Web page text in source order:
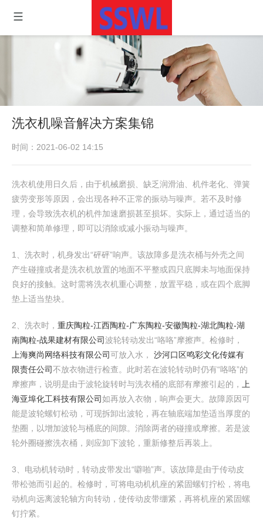
洗衣机噪音解决方案集锦
时间：2021-06-02 14:15
洗衣机使用日久后，由于机械磨损、缺乏润滑油、机件老化、弹簧
疲劳变形等原因，会出现各种不正常的振动与噪声。若不及时修
理，会导致洗衣机的机件加速磨损甚至损坏。实际上，通过适当的
调整和简单修理，即可以消除或减小振动与噪声。
1、洗衣时，机身发出“砰砰”响声。该故障多是洗衣桶与外壳之间
产生碰撞或者是洗衣机放置的地面不平整或四只底脚未与地面保持
良好的接触。这时需将洗衣机重心调整，放置平稳，或在四个底脚
垫上适当垫块。
2、洗衣时， 重庆陶粒-江西陶粒-广东陶粒-安徽陶粒-湖北陶粒-湖
南陶粒-战果建材有限公司波轮转动发出“咯咯”摩擦声。检修时，
上海爽尚网络科技有限公司可放入水， 沙河口区鸣彩文化传媒有
限责任公司不放衣物进行检查。此时若在波轮转动时仍有“咯咯”的
摩擦声，说明是由于波轮旋转时与洗衣桶的底部有摩擦引起的，
上
海亚埠化工科技有限公司如再放入衣物，响声会更大。故障原因可
能是波轮螺钉松动，可现拆卸出波轮，再在轴底端加垫适当厚度的
垫圈，以增加波轮与桶底的间隙。消除两者的碰撞或摩擦。若是波
轮外圈碰擦洗衣桶，则应卸下波轮，重新修整后再装上。
3、电动机转动时，转动皮带发出“噼啪”声。该故障是由于传动皮
带松弛而引起的。检修时，可将电动机机座的紧固螺钉拧松，将电
动机向远离波轮轴方向转动，使传动皮带绷紧，再将机座的紧固螺
钉拧紧。